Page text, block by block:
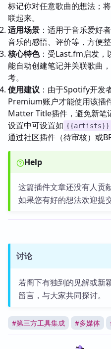
标记你对任意歌曲的想法；
联起来。
适用场景 ：适用于音乐爱好
音乐的感悟、评价等，方便整
核心特色：受Last.fm启发，
能自动创建笔记并关联歌曲
考。
使用建议 ：由于Spotify开发
Premium账户才能使用该插
Matter Title插件，避免新笔
设置中可设置如 {{artists}}
通过社区插件（待审核）或
Help
这篇插件文章还没有人贡
如果您有好的想法欢迎提
讨论
若阁下有独到的见解或新
留言，与大家共同探讨。
#第三方工具集成 #多媒体